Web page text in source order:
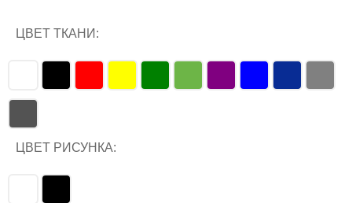
ЦВЕТ ТКАНИ:
ЦВЕТ РИСУНКА: